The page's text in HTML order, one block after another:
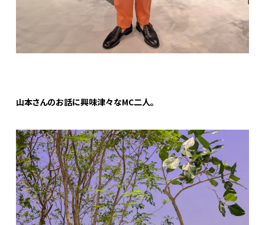
山本さんのお話に興味津々なMC二人。